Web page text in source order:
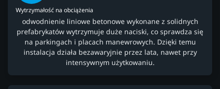
Wytrzymałość na obciążenia
odwodnienie liniowe betonowe wykonane z solidnych
prefabrykatów wytrzymuje duże naciski, co sprawdza się
na parkingach i placach manewrowych. Dzięki temu
instalacja działa bezawaryjnie przez lata, nawet przy
intensywnym użytkowaniu.